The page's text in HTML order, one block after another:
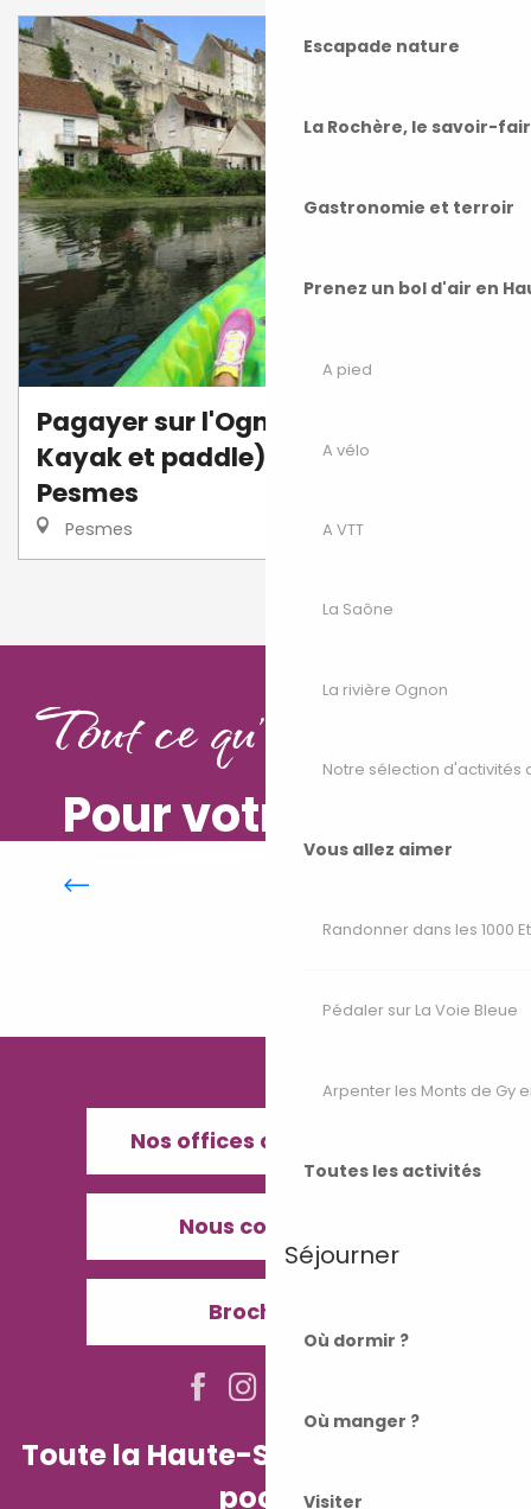
Escapade nature
La Rochère, le savoir-
Gastronomie et terroir
Prenez un bol d'air en
A pied
A vélo
A VTT
La Saône
La rivière Ognon
Notre sélection d'activités
Vous allez aimer
Randonner dans les 1000
Pédaler sur La Voie Bleue
Arpenter les Monts de Gy
Toutes les activités
Séjourner
Où dormir ?
Où manger ?
Visiter
Pagayer sur l'Ognon (canoë-
Kayak et paddle) - Onlycamp
Pesmes
Pesmes
❮❮
Tout ce qu'il vous faut
Pour votre séjour
Nos offices de Tourisme
Nous contacter
Brochures
Toute la Haute-Saône dans votre
poche